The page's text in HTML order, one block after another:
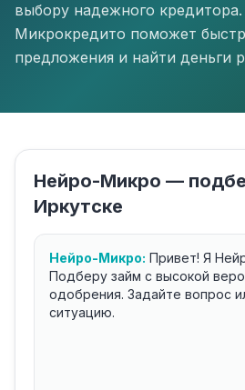
выбору надежного
Микрокредито поможет
предложения и найти деньги
Нейро-Микро —
Иркутске
Нейро-Микро: Привет! Я
Подберу займ с высокой
одобрения. Задайте вопрос
ситуацию.